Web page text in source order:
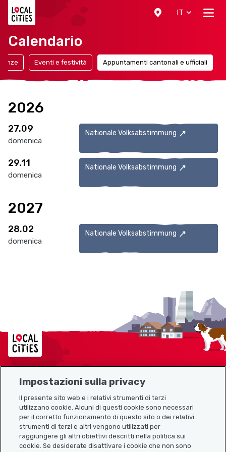
IT
Calendario
Eventi e festività Appuntamenti cantonali e ufficiali
2026
27.09
domenica
Nationale Volksabstimmung
29.11
domenica
Nationale Volksabstimmung
2027
28.02
domenica
Nationale Volksabstimmung
Localcities
Link utili
Impostazioni sulla privacy
Il presente sito web e i relativi strumenti di terzi
utilizzano cookie. Alcuni di questi cookie sono necessari
per il corretto funzionamento di questo sito o dei relativi
strumenti di terzi e altri vengono utilizzati per
raggiungere gli altri obiettivi descritti nella politica sui
cookie. Se desiderate disattivare i cookie che non sono